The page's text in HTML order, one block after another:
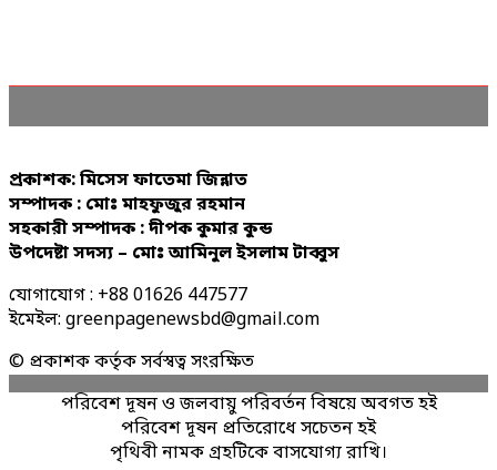
প্রকাশক: মিসেস ফাতেমা জিন্নাত
সম্পাদক : মোঃ মাহফুজুর রহমান
সহকারী সম্পাদক : দীপক কুমার কুন্ড
উপদেষ্টা সদস্য – মোঃ আমিনুল ইসলাম টাব্বুস
যোগাযোগ : +88 01626 447577
ইমেইল: greenpagenewsbd@gmail.com
© প্রকাশক কর্তৃক সর্বস্বত্ব সংরক্ষিত
পরিবেশ দূষন ও জলবায়ু পরিবর্তন বিষয়ে অবগত হই
পরিবেশ দূষন প্রতিরোধে সচেতন হই
পৃথিবী নামক গ্রহটিকে বাসযোগ্য রাখি।